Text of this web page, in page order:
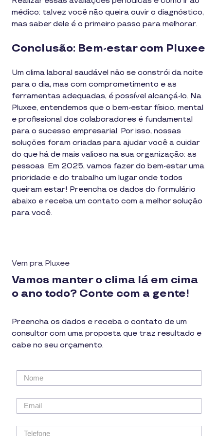
médico: talvez você não queira ouvir o diagnóstico,
mas saber dele é o primeiro passo para melhorar.
Conclusão: Bem-estar com Pluxee
Um clima laboral saudável não se constrói da noite
para o dia, mas com comprometimento e as
ferramentas adequadas, é possível alcançá-lo. Na
Pluxee, entendemos que o bem-estar físico, mental
e profissional dos colaboradores é fundamental
para o sucesso empresarial. Por isso, nossas
soluções foram criadas para ajudar você a cuidar
do que há de mais valioso na sua organização: as
pessoas. Em 2025, vamos fazer do bem-estar uma
prioridade e do trabalho um lugar onde todos
queiram estar! Preencha os dados do formulário
abaixo e receba um contato com a melhor solução
para você.
Vem pra Pluxee
Vamos manter o clima lá em cima
o ano todo? Conte com a gente!
Preencha os dados e receba o contato de um
consultor com uma proposta que traz resultado e
cabe no seu orçamento.